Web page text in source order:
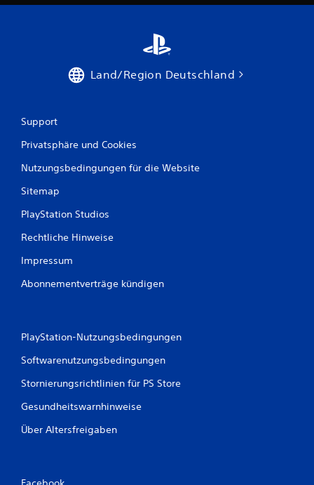
Land/Region Deutschland
Support
Privatsphäre und Cookies
Nutzungsbedingungen für die Website
Sitemap
PlayStation Studios
Rechtliche Hinweise
Impressum
Abonnementverträge kündigen
PlayStation-Nutzungsbedingungen
Softwarenutzungsbedingungen
Stornierungsrichtlinien für PS Store
Gesundheitswarnhinweise
Über Altersfreigaben